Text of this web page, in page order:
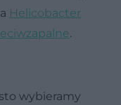
Helicobacter
.
wybieramy